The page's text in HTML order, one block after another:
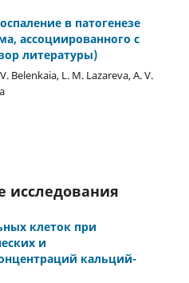
в патогенезе
ассоциированного с
литературы)
Belenkaia, L. M. Lazareva, A. V.
исследования
клеток при
и
кальций-